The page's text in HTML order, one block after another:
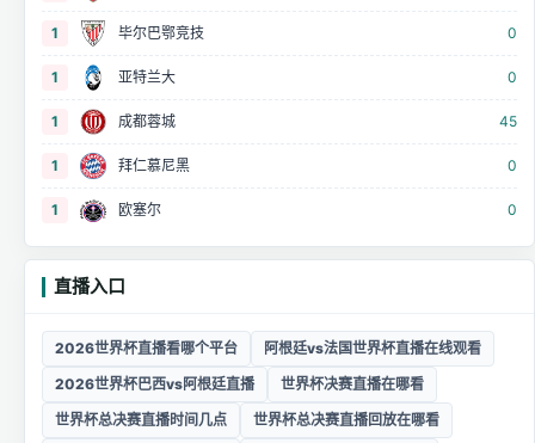
1 毕尔巴鄂竞技 0
1 亚特兰大 0
1 成都蓉城 45
1 拜仁慕尼黑 0
1 欧塞尔 0
直播入口
2026世界杯直播看哪个平台
阿根廷vs法国世界杯直播在线观看
2026世界杯巴西vs阿根廷直播
世界杯决赛直播在哪看
世界杯总决赛直播时间几点
世界杯总决赛直播回放在哪看